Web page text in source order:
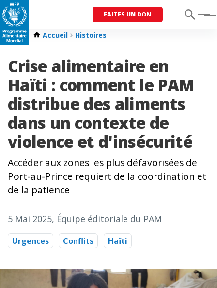
FAITES UN DON Menu
Accueil Histoires
Crise alimentaire en
Haïti : comment le PAM
distribue des aliments
dans un contexte de
violence et d'insécurité
Accéder aux zones les plus défavorisées de
Port-au-Prince requiert de la coordination et
de la patience
5 Mai 2025, Équipe éditoriale du PAM
Urgences Conflits Haïti